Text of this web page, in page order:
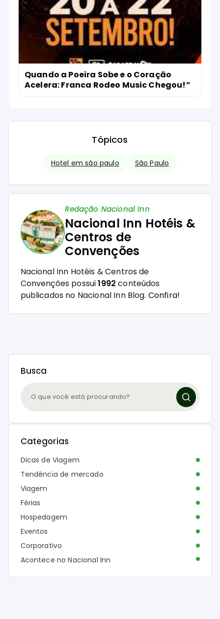
Quando a Poeira Sobe e o Coração
Acelera: Franca Rodeo Music Chegou!”
Tópicos
Hotel em são paulo São Paulo
Redação Nacional Inn
Nacional Inn Hotéis &
Centros de
Convenções
Nacional Inn Hotéis & Centros de
Convenções possui1992 conteúdos
publicados no Nacional Inn Blog. Confira!
Busca
Categorias
Dicas de Viagem
Tendência de mercado
Viagem
Férias
Hospedagem
Eventos
Corporativo
Acontece no Nacional Inn